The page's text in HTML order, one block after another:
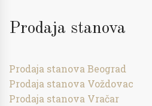
Prodaja stanova
Prodaja stanova Beograd
Prodaja stanova Voždovac
Prodaja stanova Vračar